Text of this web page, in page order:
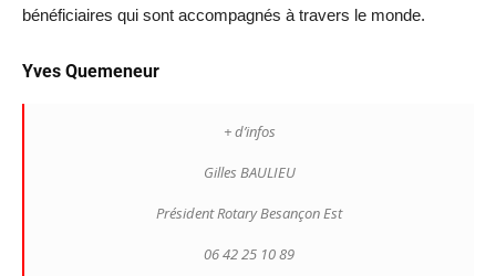
bénéficiaires qui sont accompagnés à travers le monde.
Yves Quemeneur
+ d’infos
Gilles BAULIEU
Président Rotary Besançon Est
06 42 25 10 89